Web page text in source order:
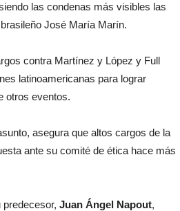
las condenas más visibles las
José María Marín.
contra Martínez y López y Full
latinoamericanas para lograr
otros eventos.
asegura que altos cargos de la
ante su comité de ética hace más
Juan Ángel Napout,